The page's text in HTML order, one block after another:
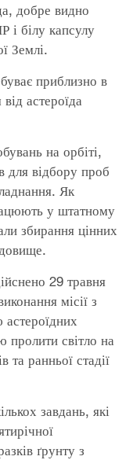
добре видно
і білу капсулу
Землі.
приблизно в
астероїда
на орбіті,
для відбору проб
Як
у штатному
збирання цінних
29 травня
місії з
пролити світло на
та ранньої стадії
завдань, які
ґрунту з